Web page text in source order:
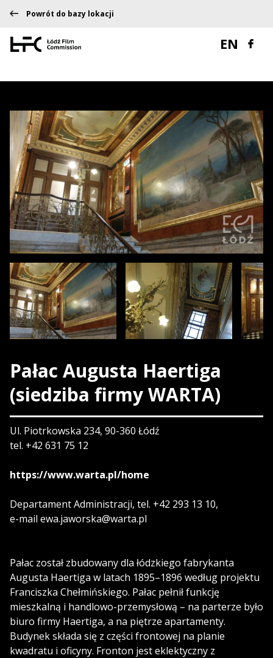
Powrót do bazy lokacji
EN
Pałac Augusta Haertiga
(siedziba firmy WARTA)
Ul. Piotrkowska 234, 90-360 Łódź
tel. +42 631 75 12
https://www.warta.pl/home
Departament Administracji, tel. +42 293 13 10,
e-mail ewa.jaworska@warta.pl
Pałac został zbudowany dla łódzkiego fabrykanta
Augusta Haertiga w latach 1895–1896 według projektu
Franciszka Chełmińskiego. Pałac pełnił funkcję
mieszkalną i handlowo-przemysłową – na parterze było
biuro firmy Haertiga, a na piętrze apartamenty.
Budynek składa się z części frontowej na planie
kwadratu i oficyny. Fronton jest eklektyczny z